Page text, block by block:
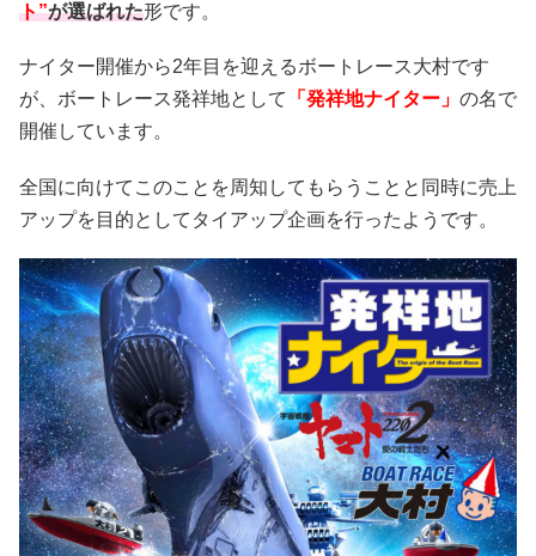
ト”が選ばれた形です。
ナイター開催から2年目を迎えるボートレース大村です
が、ボートレース発祥地として
「発祥地ナイター」 の名で
開催しています。
全国に向けてこのことを周知してもらうことと同時に売上
アップを目的としてタイアップ企画を行ったようです。